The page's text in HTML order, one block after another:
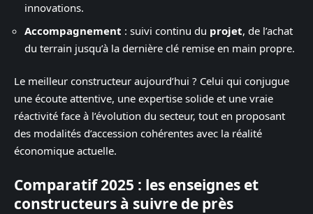
innovations.
Accompagnement : suivi continu du projet, de l’achat
du terrain jusqu’à la dernière clé remise en main propre.
Le meilleur constructeur aujourd’hui ? Celui qui conjugue
une écoute attentive, une expertise solide et une vraie
réactivité face à l’évolution du secteur, tout en proposant
des modalités d’accession cohérentes avec la réalité
économique actuelle.
Comparatif 2025 : les enseignes et
constructeurs à suivre de près